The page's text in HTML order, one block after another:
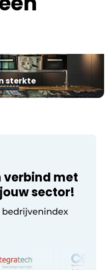
Wasserij in Gent,
sterkte
verbind met
sector!
bedrijvenindex